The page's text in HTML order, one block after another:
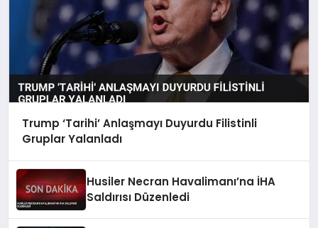
Trump ‘Tarihi’ Anlaşmayı Duyurdu Filistinli
Gruplar Yalanladı
Husiler Necran Havalimanı’na İHA
Saldırısı Düzenledi